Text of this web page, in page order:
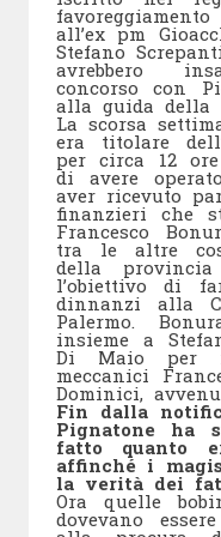
all’ex pm
Stefano
avrebbero
concorso con
alla guida della
La scorsa
era titolare
per circa 12
di avere
aver ricevuto
finanzieri che
Francesco
tra le altre
della
l’obiettivo di
dinnanzi alla
Palermo.
insieme a
Di Maio per
meccanici
Dominici,
Fin dalla
Pignatone ha
fatto quanto
affinché i
la verità dei
Ora quelle
dovevano